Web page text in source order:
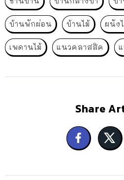
บ้านพักผ่อน บ้านไม้ ผนัง
เพดานไม้ แนวคลาสสิค
Share